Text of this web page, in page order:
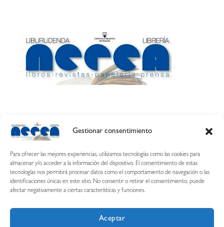
Gestionar consentimiento
Para ofrecer las mejores experiencias, utilizamos tecnologías como las cookies para
almacenar y/o acceder a la información del dispositivo. El consentimiento de estas
tecnologías nos permitirá procesar datos como el comportamiento de navegación o las
identificaciones únicas en este sitio. No consentir o retirar el consentimiento, puede
afectar negativamente a ciertas características y funciones.
Aceptar
Calle Esquíroz, 27
687 54 31 70
nerearetamonge@gmail.com